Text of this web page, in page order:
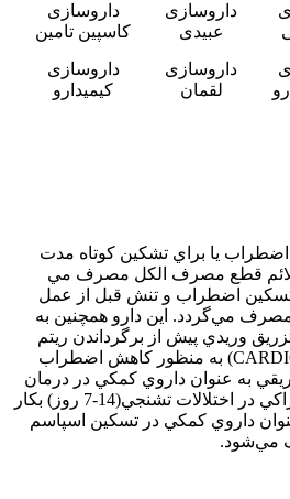
داروسازی
عبیدی
داروسازی
کاسپین تامین
داروسازی
لقمان
داروسازی
کیمیدارو
اضطراب يا براي تشكين كوتاه مدت
قطع مصرف الكل مصرف مي
تسكين اضطراب و تنش قبل از عمل
مي‌گردد. اين دارو همچنين به
وريدي پيش از برگرداندن ريتم
طبيعي قلب، (CARDIOVERSION) به منظور كاهش اضطراب
به عنوان داروي كمكي در درمان
حملات صرعي و از راه خوراكي در اختلالات تشنجي(14-7 روز) بكار
داروي كمكي در تسكين اسپاسم
مي‌شود.